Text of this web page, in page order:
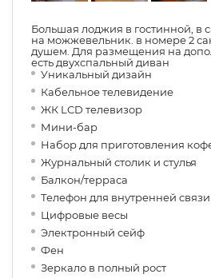
Большая лоджия в гостинной, в
на можжевельник. в номере 2
душем. Для размещения на
есть двухспальный диван
Уникальный дизайн
Кабельное телевидение
ЖК LCD телевизор
Мини-бар
Набор для приготовления
Журнальный столик и стулья
Балкон/терраса
Телефон для внутренней связи
Цифровые весы
Электронный сейф
Фен
Зеркало в полный рост